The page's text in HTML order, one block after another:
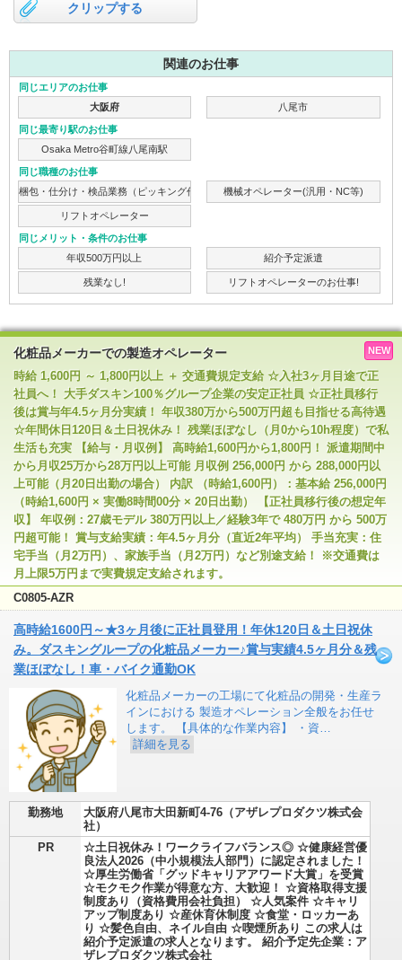
クリップする
関連のお仕事
同じエリアのお仕事
大阪府
八尾市
同じ最寄り駅のお仕事
Osaka Metro谷町線八尾南駅
同じ職種のお仕事
梱包・仕分け・検品業務（ピッキング作業）
機械オペレーター(汎用・NC等)
リフトオペレーター
同じメリット・条件のお仕事
年収500万円以上
紹介予定派遣
残業なし! リフトオペレーターのお仕事!
NEW
化粧品メーカーでの製造オペレーター
時給 1,600円 ～ 1,800円以上 ＋ 交通費規定支給 ☆入社3ヶ月目途で正
社員へ！ 大手ダスキン100％グループ企業の安定正社員 ☆正社員移行
後は賞与年4.5ヶ月分実績！ 年収380万から500万円超も目指せる高待遇
☆年間休日120日＆土日祝休み！ 残業ほぼなし（月0から10h程度）で私
生活も充実 【給与・月収例】 高時給1,600円から1,800円！ 派遣期間中
から月収25万から28万円以上可能 月収例 256,000円 から 288,000円以
上可能（月20日出勤の場合） 内訳 （時給1,600円）：基本給 256,000円
（時給1,600円 × 実働8時間00分 × 20日出勤） 【正社員移行後の想定年
収】 年収例：27歳モデル 380万円以上／経験3年で 480万円 から 500万
円超可能！ 賞与支給実績：年4.5ヶ月分（直近2年平均） 手当充実：住
宅手当（月2万円）、家族手当（月2万円）など別途支給！ ※交通費は
月上限5万円まで実費規定支給されます。
C0805-AZR
高時給1600円～★3ヶ月後に正社員登用！年休120日＆土日祝休
み。ダスキングループの化粧品メーカー♪賞与実績4.5ヶ月分＆残
業ほぼなし！車・バイク通勤OK
化粧品メーカーの工場にて化粧品の開発・生産ラ
インにおける 製造オペレーション全般をお任せ
します。 【具体的な作業内容】 ・資…
詳細を見る
勤務地
大阪府八尾市大田新町4-76（アザレプロダクツ株式会
社）
PR
☆土日祝休み！ワークライフバランス◎ ☆健康経営優
良法人2026（中小規模法人部門）に認定されました！
☆厚生労働省「グッドキャリアアワード大賞」を受賞
☆モクモク作業が得意な方、大歓迎！ ☆資格取得支援
制度あり（資格費用会社負担） ☆人気案件 ☆キャリ
アップ制度あり ☆産休育休制度 ☆食堂・ロッカーあ
り ☆髪色自由、ネイル自由 ☆喫煙所あり この求人は
紹介予定派遣の求人となります。 紹介予定先企業：ア
ザレプロダクツ株式会社